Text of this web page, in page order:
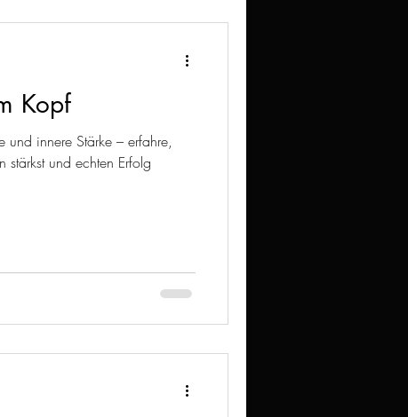
Kopf
und innere Stärke – erfahre,
stärkst und echten Erfolg